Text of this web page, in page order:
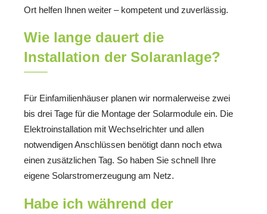
Ort helfen Ihnen weiter – kompetent und zuverlässig.
Wie lange dauert die
Installation der Solaranlage?
Für Einfamilienhäuser planen wir normalerweise zwei
bis drei Tage für die Montage der Solarmodule ein. Die
Elektroinstallation mit Wechselrichter und allen
notwendigen Anschlüssen benötigt dann noch etwa
einen zusätzlichen Tag. So haben Sie schnell Ihre
eigene Solarstromerzeugung am Netz.
Habe ich während der